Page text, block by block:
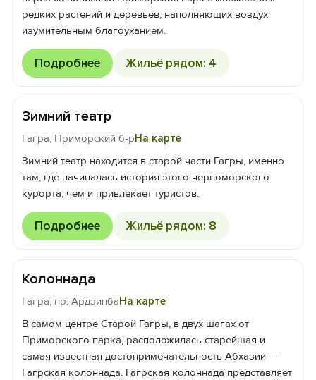
редких растений и деревьев, наполняющих воздух
изумительным благоуханием.
Подробнее Жильё рядом: 4
Зимний театр
Гагра, Приморский б-рНа карте
Зимний театр находится в старой части Гагры, именно
там, где начиналась история этого черноморского
курорта, чем и привлекает туристов.
Подробнее Жильё рядом: 8
Колоннада
Гагра, пр. АрдзинбаНа карте
В самом центре Старой Гагры, в двух шагах от
Приморского парка, расположилась старейшая и
самая известная достопримечательность Абхазии —
Гагрская колоннада. Гагрская колоннада представляет